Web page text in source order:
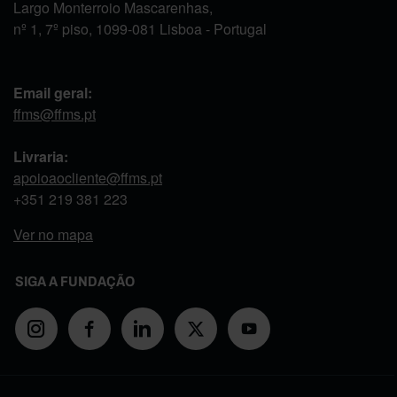
Largo Monterroio Mascarenhas,
nº 1, 7º piso, 1099-081 Lisboa - Portugal
Email geral:
ffms@ffms.pt
Livraria:
apoioaocliente@ffms.pt
+351 219 381 223
Ver no mapa
SIGA A FUNDAÇÃO